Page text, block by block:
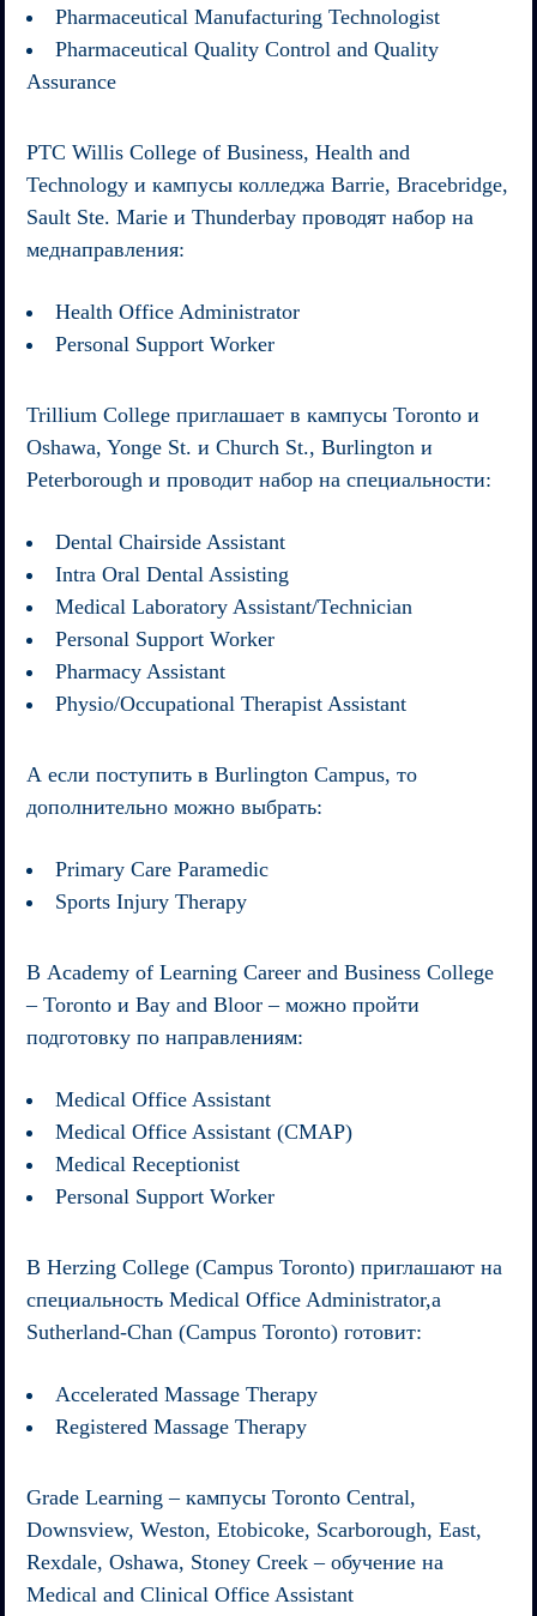
Pharmaceutical Manufacturing Technologist
Pharmaceutical Quality Control and Quality
Assurance
PTC Willis College of Business, Health and
Technology и кампусы колледжа Barrie, Bracebridge,
Sault Ste. Marie и Thunderbay проводят набор на
меднаправления:
Health Office Administrator
Personal Support Worker
Trillium College приглашает в кампусы Toronto и
Oshawa, Yonge St. и Church St., Burlington и
Peterborough и проводит набор на специальности:
Dental Chairside Assistant
Intra Oral Dental Assisting
Medical Laboratory Assistant/Technician
Personal Support Worker
Pharmacy Assistant
Physio/Occupational Therapist Assistant
А если поступить вBurlington Campus, то
дополнительно можно выбрать:
Primary Care Paramedic
Sports Injury Therapy
В Academy of Learning Career and Business College
– Toronto и Bay and Bloor – можно пройти
подготовку по направлениям:
Medical Office Assistant
Medical Office Assistant (CMAP)
Medical Receptionist
Personal Support Worker
ВHerzing College (Campus Toronto) приглашают на
специальность Medical Office Administrator,а
Sutherland-Chan (Campus Toronto) готовит:
Accelerated Massage Therapy
Registered Massage Therapy
Grade Learning – кампусы Toronto Central,
Downsview, Weston, Etobicoke, Scarborough, East,
Rexdale, Oshawa, Stoney Creek – обучение на
Medical and Clinical Office Assistant